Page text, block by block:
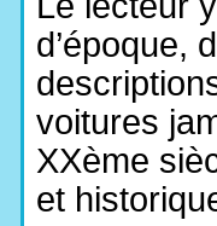
d’époque,
voitures
XXème
et